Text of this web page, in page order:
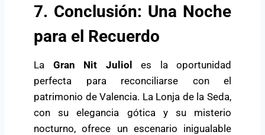
7. Conclusión: Una Noche
para el Recuerdo
La Gran Nit Juliol
es la oportunidad
perfecta para reconciliarse con el
patrimonio de Valencia. La Lonja de la Seda,
con su elegancia gótica y su misterio
nocturno, ofrece un escenario inigualable